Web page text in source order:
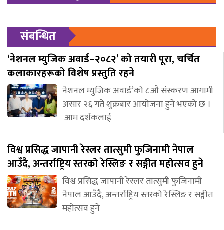
संबन्धित
‘नेशनल म्युजिक अवार्ड–२०८२’ को तयारी पूरा, चर्चित
कलाकारहरूको विशेष प्रस्तुति रहने
नेशनल म्युजिक अवार्ड’को ८औं संस्करण आगामी
असार २६ गते शुक्रबार आयोजना हुने भएको छ ।
आम दर्शकलाई
विश्व प्रसिद्ध जापानी रेस्लर तात्सुमी फुजिनामी नेपाल
आउँदै, अन्तर्राष्ट्रिय स्तरको रेस्लिङ र सङ्गीत महोत्सव हुने
विश्व प्रसिद्ध जापानी रेस्लर तात्सुमी फुजिनामी
नेपाल आउँदै, अन्तर्राष्ट्रिय स्तरको रेस्लिङ र सङ्गीत
महोत्सव हुने